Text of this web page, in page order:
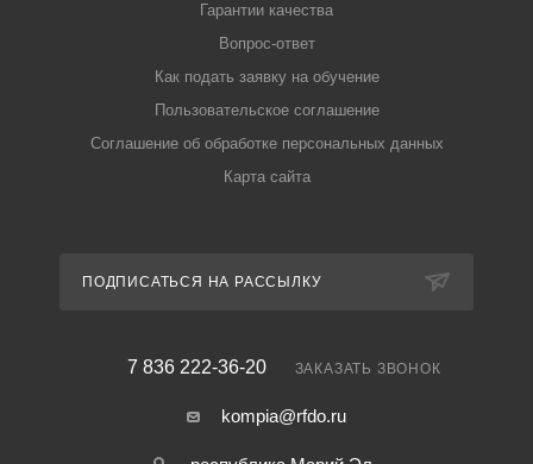
Гарантии качества
Вопрос-ответ
Как подать заявку на обучение
Пользовательское соглашение
Соглашение об обработке персональных данных
Карта сайта
ПОДПИСАТЬСЯ НА РАССЫЛКУ
7 836 222-36-20 ЗАКАЗАТЬ ЗВОНОК
kompia@rfdo.ru